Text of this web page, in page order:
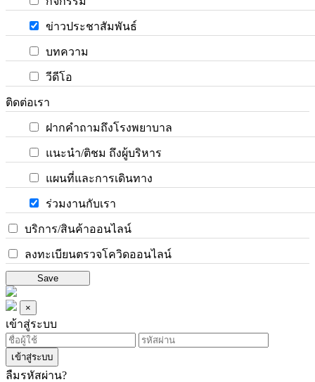
ข่าวประชาสัมพันธ์
บทความ
วีดีโอ
ติดต่อเรา
ฝากคำถามถึงโรงพยาบาล
แนะนำ/ติชม ถึงผู้บริหาร
แผนที่และการเดินทาง
ร่วมงานกับเรา
บริการ/สินค้าออนไลน์
ลงทะเบียนตรวจโควิดออนไลน์
Save
×
เข้าสู่ระบบ
เข้าสู่ระบบ
ลืมรหัสผ่าน?